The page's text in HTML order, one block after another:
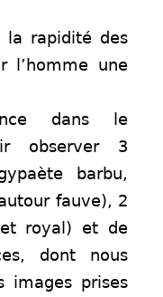
la rapidité des
l’homme une
dans le
observer 3
barbu,
fauve), 2
et royal) et de
dont nous
images prises